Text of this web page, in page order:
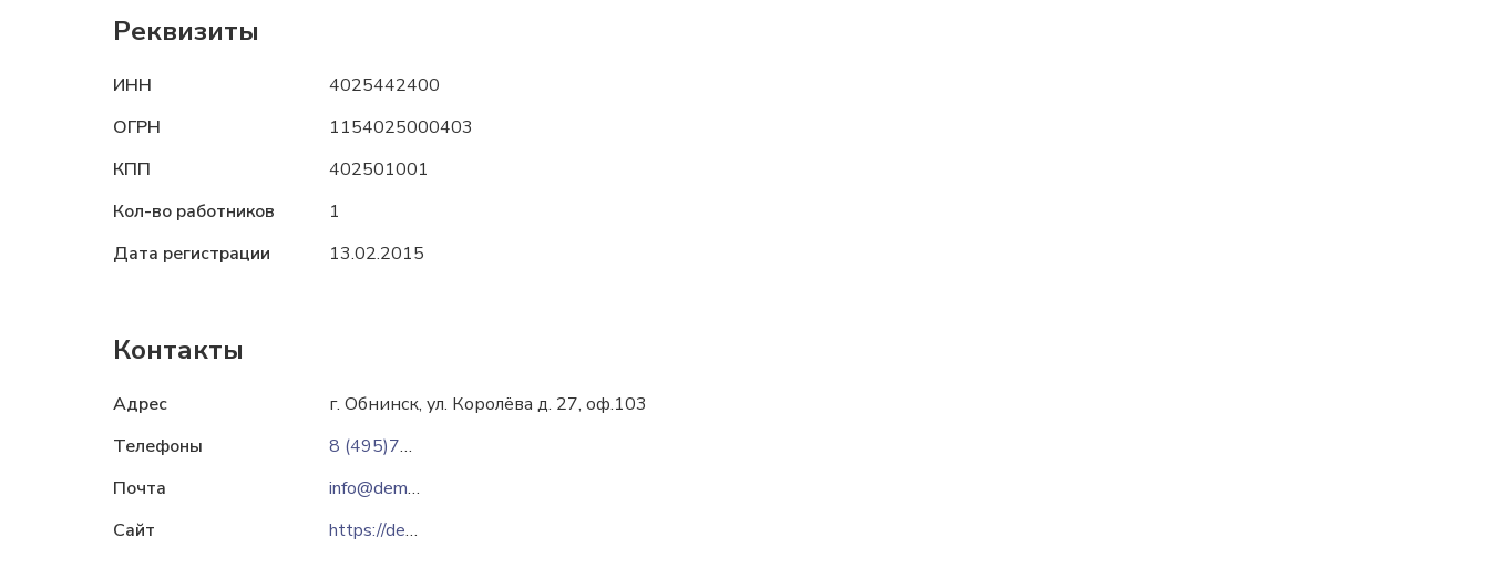
Реквизиты
ИНН
4025442400
ОГРН
1154025000403
КПП
402501001
Кол-во работников
1
Дата регистрации
13.02.2015
Контакты
Адрес
г. Обнинск, ул. Королёва д. 27, оф.103
Телефоны
8 (495)769-92-23
Почта
info@demetra-stone.ru
Сайт
https://demetra-stone.ru